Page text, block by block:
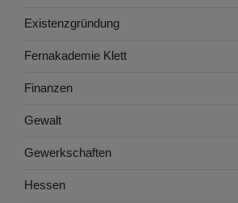
Existenzgründung
Fernakademie Klett
Finanzen
Gewalt
Gewerkschaften
Hessen